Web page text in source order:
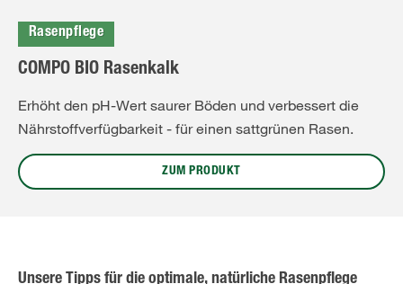
Rasenpflege
COMPO BIO Rasenkalk
Erhöht den pH-Wert saurer Böden und verbessert die
Nährstoffverfügbarkeit - für einen sattgrünen Rasen.
ZUM PRODUKT
Unsere Tipps für die optimale, natürliche Rasenpflege